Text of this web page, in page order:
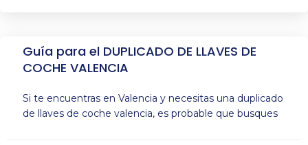
Guía para el DUPLICADO DE LLAVES DE
COCHE VALENCIA
Si te encuentras en Valencia y necesitas una duplicado
de llaves de coche valencia, es probable que busques